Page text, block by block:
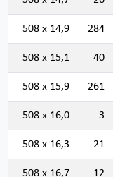
508 x 14,9 284
508 x 15,1 40
508 x 15,9 261
508 x 16,0 3
508 x 16,3 21
508 x 16,7 12